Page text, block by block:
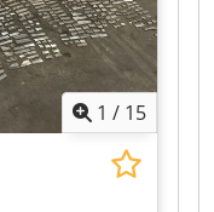
jederzeit
1 / 15